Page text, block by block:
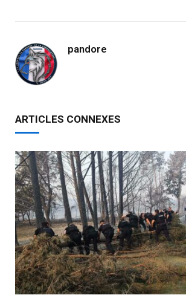
pandore
ARTICLES CONNEXES